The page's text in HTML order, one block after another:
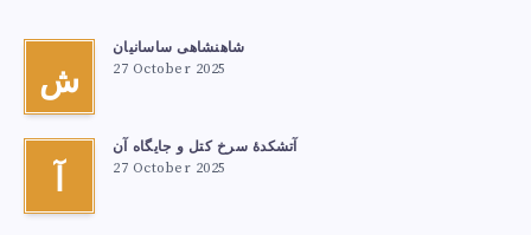
ش
شاهنشاهی ساسانیان
27 October 2025
آ
آتشكدهٔ سرخ‌ کتل و جایگاه آن
27 October 2025